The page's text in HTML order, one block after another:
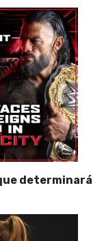
determinará